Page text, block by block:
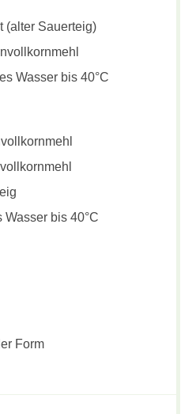
(alter Sauerteig)
Wasser bis 40°C
bis 40°C
Form